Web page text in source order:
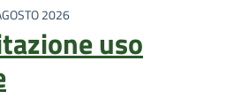
2026
uso